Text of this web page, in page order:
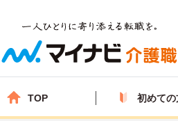
TOP 初めての